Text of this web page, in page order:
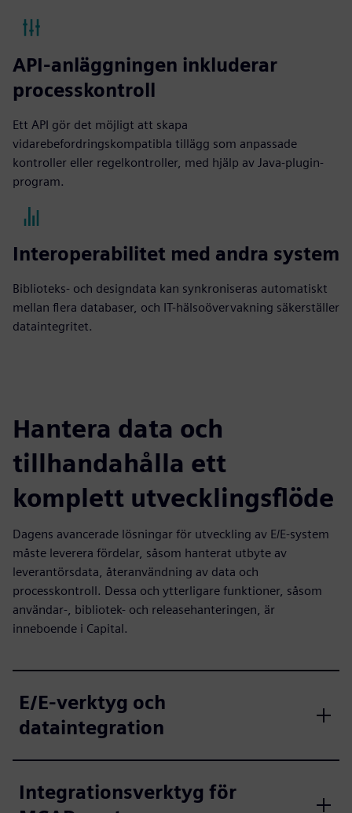
API-anläggningen inkluderar
processkontroll
Ett API gör det möjligt att skapa
vidarebefordringskompatibla tillägg som anpassade
kontroller eller regelkontroller, med hjälp av Java-plugin-
program.
Interoperabilitet med andra system
Biblioteks- och designdata kan synkroniseras automatiskt
mellan flera databaser, och IT-hälsoövervakning säkerställer
dataintegritet.
Hantera data och
tillhandahålla ett
komplett utvecklingsflöde
Dagens avancerade lösningar för utveckling av E/E-system
måste leverera fördelar, såsom hanterat utbyte av
leverantörsdata, återanvändning av data och
processkontroll. Dessa och ytterligare funktioner, såsom
användar-, bibliotek- och releasehanteringen, är
inneboende i Capital.
E/E-verktyg och
dataintegration
Integrationsverktyg för